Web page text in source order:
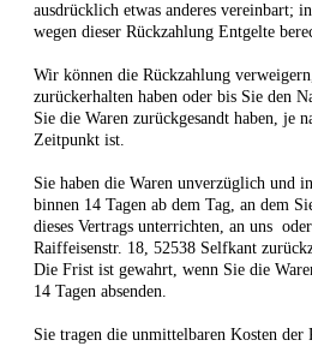
ausdrücklich etwas anderes vereinbart;
wegen dieser Rückzahlung Entgelte
Wir können die Rückzahlung
zurückerhalten haben oder bis Sie den
Sie die Waren zurückgesandt haben, je
Zeitpunkt ist.
Sie haben die Waren unverzüglich und
binnen 14 Tagen ab dem Tag, an dem
dieses Vertrags unterrichten, an uns
Raiffeisenstr. 18, 52538 Selfkant
Die Frist ist gewahrt, wenn Sie die
14 Tagen absenden.
Sie tragen die unmittelbaren Kosten der